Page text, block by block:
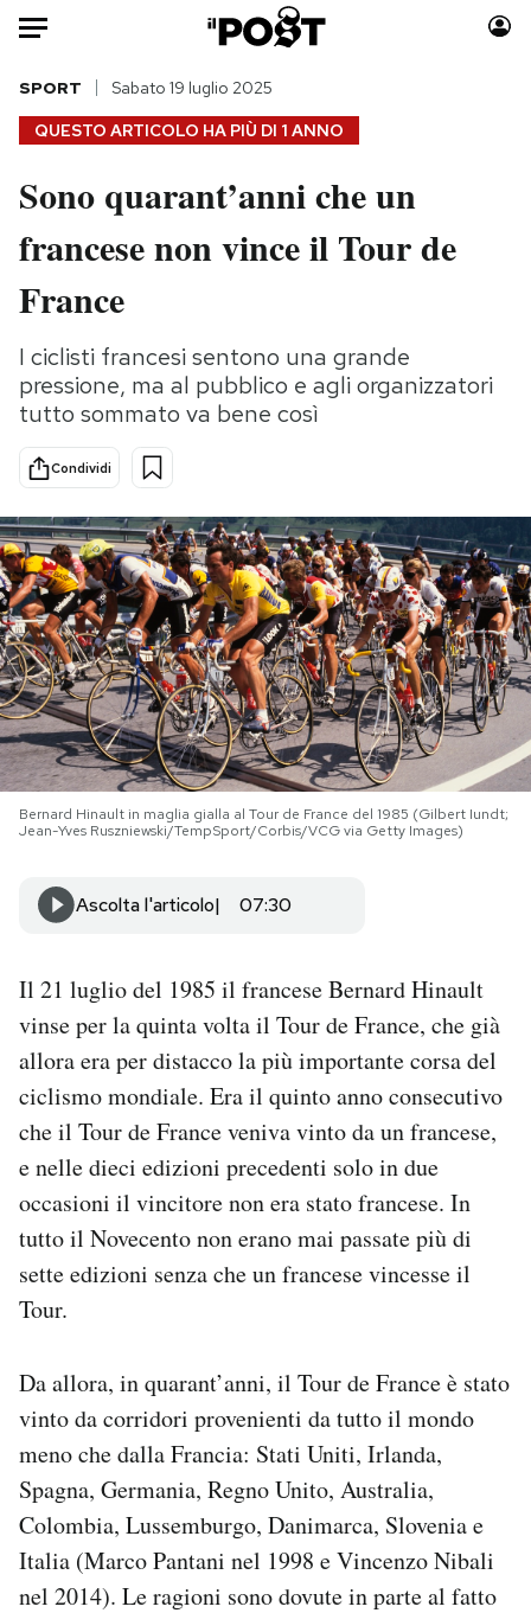
Auto
HOME
Italia
Politica
Tecnologia
Scienza
Cultura
Sport
Moda
Consumismi
Media
Europa
PODCAST
NEWSLETTER
I MIEI PREFERITI
SHOP
CALENDARIO
Area Personale
Newsletter
Notifiche mobile
Regala il Post
Hai bisogno di aiuto?
Esci
QUESTO ARTICOLO HA PIÙ DI 1 ANNO
SPORT Sabato 19 luglio 2025
Sono quarant’anni che un
francese non vince il Tour de
France
I ciclisti francesi sentono una grande
pressione, ma al pubblico e agli organizzatori
tutto sommato va bene così
Condividi
Bernard Hinault in maglia gialla al Tour de France del 1985 (Gilbert Iundt;
Jean-Yves Ruszniewski/TempSport/Corbis/VCG via Getty Images)
Ascolta l'articolo 07:30
Il 21 luglio del 1985 il francese Bernard Hinault
vinse per la quinta volta il Tour de France, che già
allora era per distacco la più importante corsa del
ciclismo mondiale. Era il quinto anno consecutivo
che il Tour de France veniva vinto da un francese,
e nelle dieci edizioni precedenti solo in due
occasioni il vincitore non era stato francese. In
tutto il Novecento non erano mai passate più di
sette edizioni senza che un francese vincesse il
Tour.
Da allora, in quarant’anni, il Tour de France è stato
vinto da corridori provenienti da tutto il mondo
meno che dalla Francia: Stati Uniti, Irlanda,
Spagna, Germania, Regno Unito, Australia,
Colombia, Lussemburgo, Danimarca, Slovenia e
Italia (Marco Pantani nel 1998 e Vincenzo Nibali
nel 2014). Le ragioni sono dovute in parte al fatto